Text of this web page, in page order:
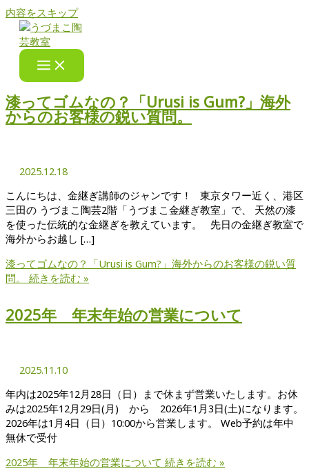
内容をスキップ
漆ってゴムなの？「Urusi is Gum?」海外
からのお客様の鋭い質問。
2025.12.18
こんにちは、金継ぎ講師のジャンです！ 東京タワー近く、港区
三田の うづまこ陶芸2階「うづまこ金継ぎ教室」で、 天然の漆
を使った伝統的な金継ぎを教えています。 先日の金継ぎ教室で
海外からお越し […]
漆ってゴムなの？「Urusi is Gum?」海外からのお客様の鋭い質
問。
続きを読む »
2025年 年末年始の営業について
2025.11.10
年内は2025年12月28日（日）まで休まず営業いたします。お休
みは2025年12月29日(月) から 2026年1月3日(土)になります。
2026年は1月4日（日）10:00から営業します。 Web予約は年中
無休で受付
2025年 年末年始の営業について 続きを読む »